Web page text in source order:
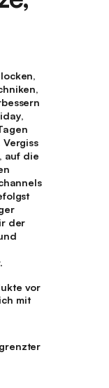
auf die
der
vor
mit